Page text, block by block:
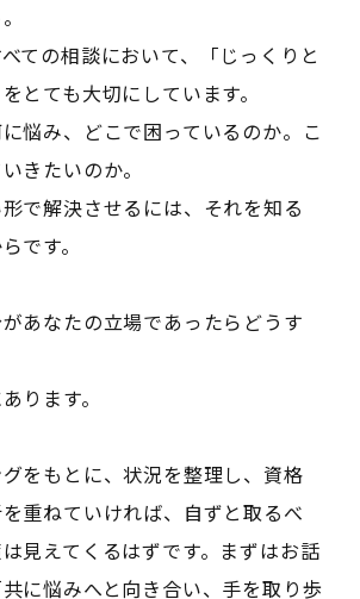
ての相談において、「じっくりと
とても大切にしています。
悩み、どこで困っているのか。こ
きたいのか。
で解決させるには、それを知る
です。
があなたの立場であったらどうす
ります。
をもとに、状況を整理し、資格
重ねていければ、自ずと取るべ
見えてくるはずです。まずはお話
に悩みへと向き合い、手を取り歩